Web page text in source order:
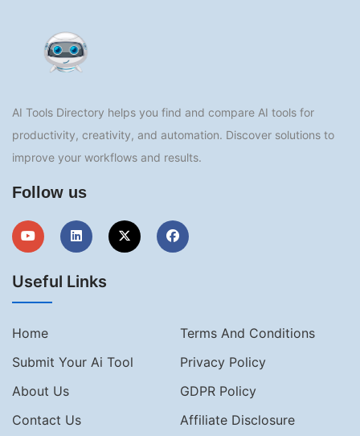
AI Tools Directory helps you find and compare AI tools for
productivity, creativity, and automation. Discover solutions to
improve your workflows and results.
Follow us
Useful Links
Home
Terms And Conditions
Submit Your Ai Tool
Privacy Policy
About Us
GDPR Policy
Contact Us
Affiliate Disclosure